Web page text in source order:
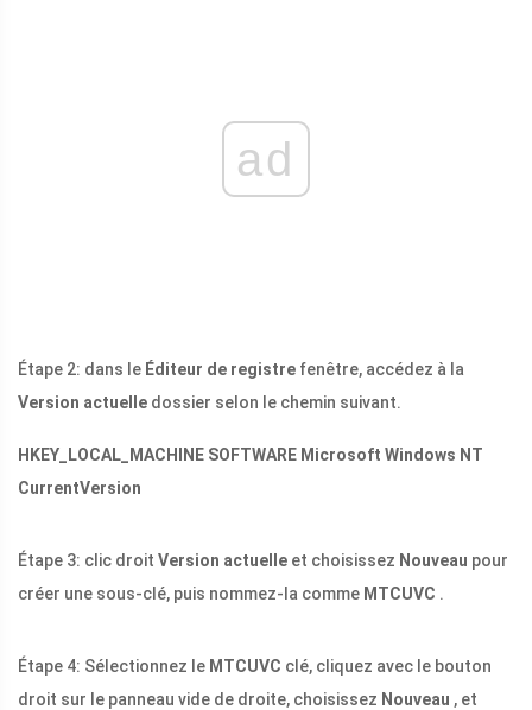
ad
Étape 2: dans le Éditeur de registre fenêtre, accédez à la
Version actuelle dossier selon le chemin suivant.
HKEY_LOCAL_MACHINE SOFTWARE Microsoft Windows NT
CurrentVersion
Étape 3: clic droit Version actuelle et choisissez Nouveau pour
créer une sous-clé, puis nommez-la comme MTCUVC .
Étape 4: Sélectionnez le MTCUVC clé, cliquez avec le bouton
droit sur le panneau vide de droite, choisissez Nouveau , et